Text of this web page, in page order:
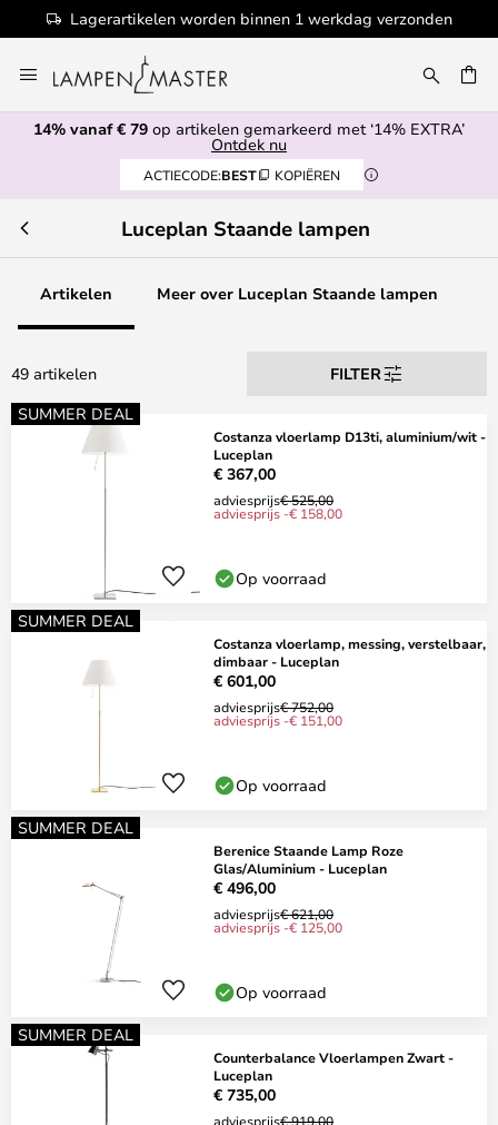
Lagerartikelen worden binnen 1 werkdag verzonden
naar
de
inhoud
14% vanaf € 79 op artikelen gemarkeerd met ‘14% EXTRA’
Ontdek nu
ACTIECODE:BEST KOPIËREN
Luceplan Staande lampen
Artikelen Meer over Luceplan Staande lampen
49 artikelen
FILTER
SUMMER DEAL
Costanza vloerlamp D13ti, aluminium/wit -
Luceplan
€ 367,00
adviesprijs€ 525,00
adviesprijs -€ 158,00
Op voorraad
SUMMER DEAL
Costanza vloerlamp, messing, verstelbaar,
dimbaar - Luceplan
€ 601,00
adviesprijs€ 752,00
adviesprijs -€ 151,00
Op voorraad
SUMMER DEAL
Berenice Staande Lamp Roze
Glas/Aluminium - Luceplan
€ 496,00
adviesprijs€ 621,00
adviesprijs -€ 125,00
Op voorraad
SUMMER DEAL
Counterbalance Vloerlampen Zwart -
Luceplan
€ 735,00
adviesprijs€ 919,00